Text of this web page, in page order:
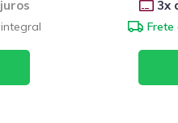
3x
Frete